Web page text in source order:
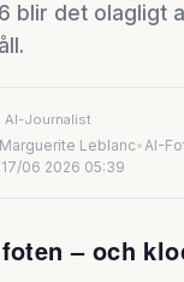
blir det olagligt
AI-Journalist
Leblanc•AI-
17/06 2026 05:39
– och